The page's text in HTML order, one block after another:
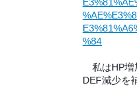
%84
私はHP増
DEF減少を